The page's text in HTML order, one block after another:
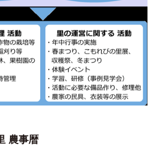
農事暦